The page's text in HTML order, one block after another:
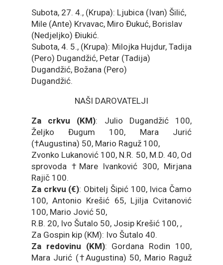
Subota, 27. 4., (Krupa): Ljubica (Ivan) Šilić,
Mile (Ante) Krvavac, Miro Đukuć, Borislav
(Nedjeljko) Điukić.
Subota, 4. 5., (Krupa): Milojka Hujdur, Tadija
(Pero) Dugandžić, Petar (Tadija)
Dugandžić, Božana (Pero)
Dugandžić.
NAŠI DAROVATELJI
Za crkvu (KM): Julio Dugandžić 100,
Željko Đugum 100, Mara Jurić
(†Augustina) 50, Mario Raguž 100,
Zvonko Lukanović 100, N.R. 50, M.D. 40, Od
sprovoda †Mare Ivanković 300, Mirjana
Rajič 100.
Za crkvu (€): Obitelj Šipić 100, Ivica Čamo
100, Antonio Krešić 65, Ljilja Cvitanović
100, Mario Jović 50,
R.B. 20, Ivo Šutalo 50, Josip Krešić 100, ,
Za Gospin kip (KM): Ivo Šutalo 40.
Za redovinu (KM): Gordana Rodin 100,
Mara Jurić (†Augustina) 50, Mario Raguž